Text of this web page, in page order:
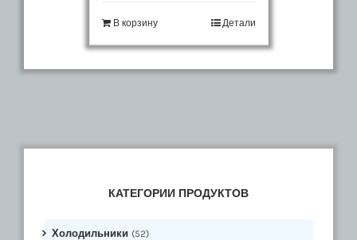
В корзину Детали
КАТЕГОРИИ ПРОДУКТОВ
Холодильники (52)